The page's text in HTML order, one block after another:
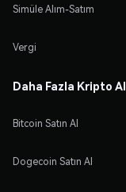
Simüle Alım-Satım
Vergi
Daha Fazla Kripto Al
Bitcoin Satın Al
Dogecoin Satın Al